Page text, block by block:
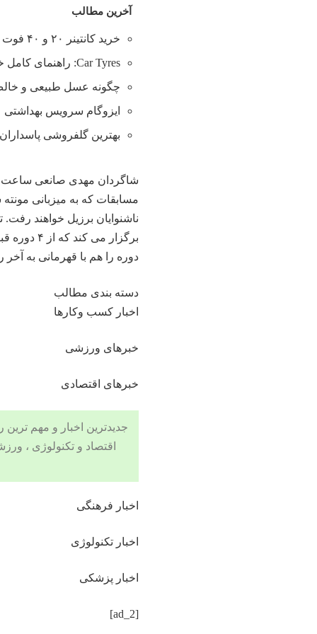
آخرین مطالب
خرید کانتینر ۲۰ و ۴۰ فوت با بهترین قیمت
Car Tyres: راهنمای کامل خرید تایر
چگونه عسل طبیعی و
ایزوگام سرویس بهداشتی
بهترین گلفروشی
مسابقات که به میزبانی
ناشنوایان برزیل خواهند رفت.
دوره را هم با قهرمانی به آخر
دسته بندی مطالب
اخبار کسب وکارها
خبرهای ورزشی
خبرهای اقتصادی
جدیدترین اخبار و مهم ترین رویدادهای ۲۴ ساعته در بخش های
اقتصاد وتکنولوژی ،
اخبار فرهنگی
اخبار تکنولوژی
اخبار پزشکی
[ad_2]